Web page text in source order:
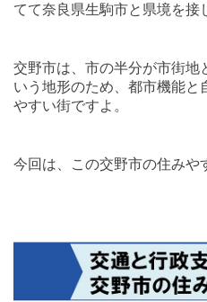
てて奈良県生駒市と県境を接
交野市は、市の半分が市街地
いう地形のため、都市機能と
やすい街ですよ。
今回は、この交野市の住みや